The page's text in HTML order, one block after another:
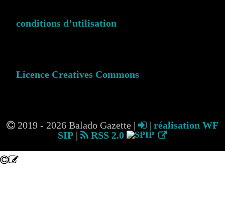
conditions d’utilisation
Licence Creatives Commons
2019 - 2026 Balado Gazette |
réalisation WF
SIP
RSS 2.0